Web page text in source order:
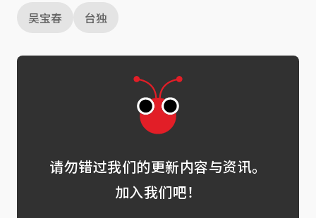
吴宝春 台独
请勿错过我们的更新内容与资讯。
加入我们吧！